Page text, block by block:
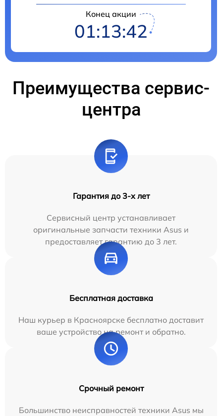
Конец акции
01:13:41
Преимущества сервис-
центра
Гарантия до 3-х лет
Сервисный центр устанавливает
оригинальные запчасти техники Asus и
предоставляет гарантию до 3 лет.
Бесплатная доставка
Наш курьер в Красноярске бесплатно доставит
ваше устройство на ремонт и обратно.
Срочный ремонт
Большинство неисправностей техники Asus мы